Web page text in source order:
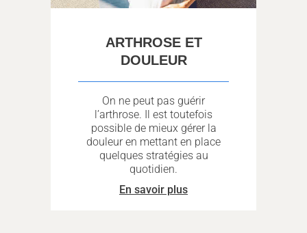
ARTHROSE ET
DOULEUR
On ne peut pas guérir
l’arthrose. Il est toutefois
possible de mieux gérer la
douleur en mettant en place
quelques stratégies au
quotidien.
En savoir plus